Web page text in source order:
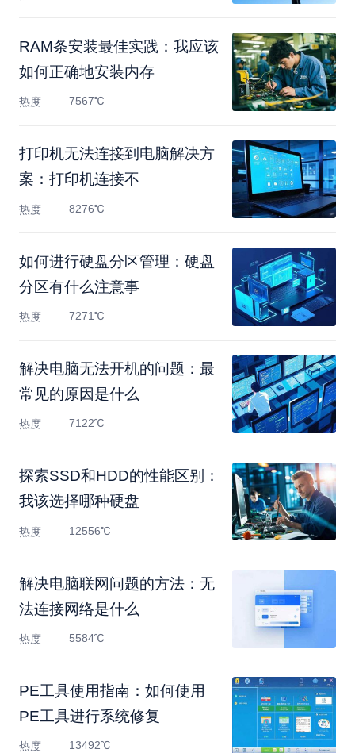
RAM条安装最佳实践：我应该
如何正确地安装内存
热度 7567℃
打印机无法连接到电脑解决方
案：打印机连接不
热度 8276℃
如何进行硬盘分区管理：硬盘
分区有什么注意事
热度 7271℃
解决电脑无法开机的问题：最
常见的原因是什么
热度 7122℃
探索SSD和HDD的性能区别：
我该选择哪种硬盘
热度 12556℃
解决电脑联网问题的方法：无
法连接网络是什么
热度 5584℃
PE工具使用指南：如何使用
PE工具进行系统修复
热度 13492℃